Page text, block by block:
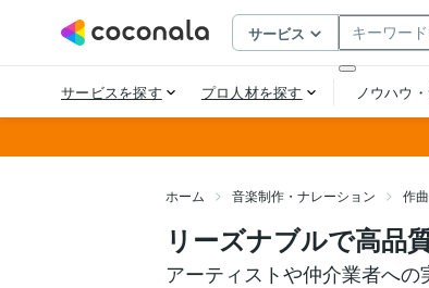
ホーム 音楽制作・ナレーション 作
リーズナブルで高品
アーティストや仲介業者へ